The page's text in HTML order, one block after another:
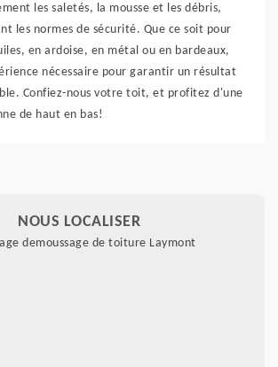
les saletés, la mousse et les débris,
les normes de sécurité. Que ce soit pour
en ardoise, en métal ou en bardeaux,
nécessaire pour garantir un résultat
Confiez-nous votre toit, et profitez d'une
de haut en bas!
NOUS LOCALISER
demoussage de toiture Laymont